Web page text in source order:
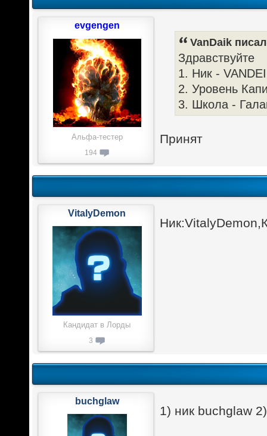
VanDaik
Здравствуйте
1. Ник -
2. Уровень
3. Школа -
Принят
evgengen
Альфа-тестер
194
VitalyDemon
Кандидат в Лорды
3
1) ник buchglaw
buchglaw